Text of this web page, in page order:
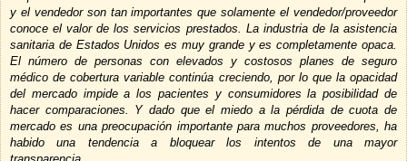
y el vendedor son tan importantes que solamente el vendedor/proveedor
conoce el valor de los servicios prestados. La industria de la asistencia
sanitaria de Estados Unidos es muy grande y es completamente opaca.
El número de personas con elevados y costosos planes de seguro
médico de cobertura variable continúa creciendo, por lo que la opacidad
del mercado impide a los pacientes y consumidores la posibilidad de
hacer comparaciones. Y dado que el miedo a la pérdida de cuota de
mercado es una preocupación importante para muchos proveedores, ha
habido una tendencia a bloquear los intentos de una mayor